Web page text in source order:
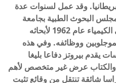
وقد عمل لسنوات عدة
البحوث الطبية بجامعة
كامبردج. وقد حاز جائزة نوبل في الكيمياء عام 1962 لأبحاثه
ووظائفه. وفي هذه
يقدم بيروتز دفاعا بليغا
والكتاب عرض غير متخصص لأهم
شائقة تنتقل من وقائع تثبت